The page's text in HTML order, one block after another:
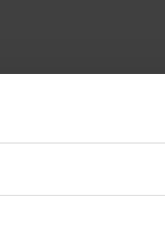
optimisé à longues
prédateurs. Idéal